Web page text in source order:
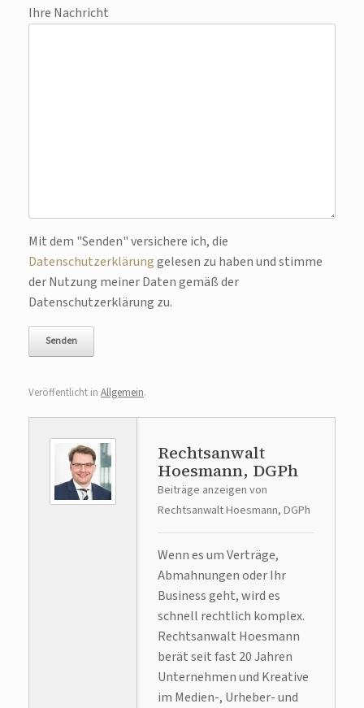
Ihre Nachricht
Bitte lasse dieses Feld leer.
Mit dem "Senden" versichere ich, die
Datenschutzerklärunggelesen zu haben und stimme
der Nutzung meiner Daten gemäß der
Datenschutzerklärung zu.
Veröffentlicht in Allgemein.
Rechtsanwalt
Hoesmann, DGPh
Beiträge anzeigen von
Rechtsanwalt Hoesmann, DGPh
Wenn es um Verträge,
Abmahnungen oder Ihr
Business geht, wird es
schnell rechtlich komplex.
Rechtsanwalt Hoesmann
berät seit fast 20 Jahren
Unternehmen und Kreative
im Medien-, Urheber- und